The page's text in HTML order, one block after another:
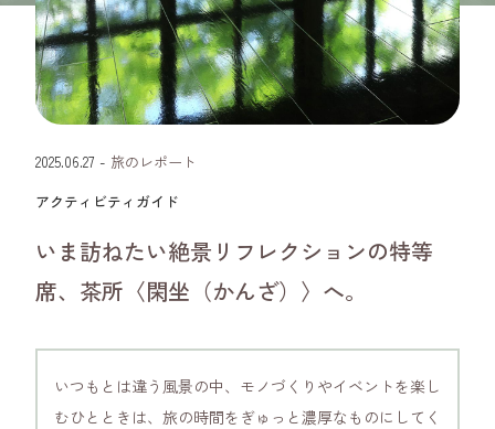
2025.06.27 - 旅のレポート
アクティビティガイド
いま訪ねたい絶景リフレクションの特等
席、茶所〈閑坐（かんざ）〉へ。
いつもとは違う風景の中、モノづくりやイベントを楽し
むひとときは、旅の時間をぎゅっと濃厚なものにしてく